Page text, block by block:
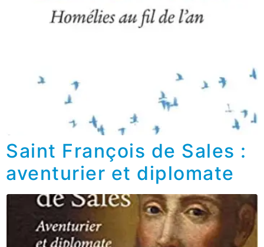
Saint François de Sales :
aventurier et diplomate